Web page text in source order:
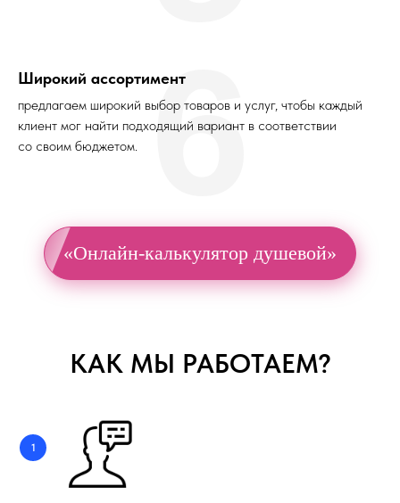
Широкий ассортимент
предлагаем широкий выбор товаров и услуг, чтобы каждый
клиент мог найти подходящий вариант в соответствии
со своим бюджетом.
6
«Онлайн-калькулятор душевой»
КАК МЫ РАБОТАЕМ?